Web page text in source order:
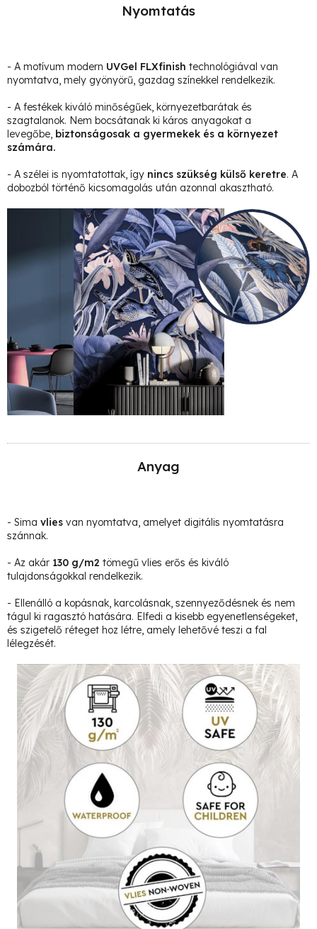
Nyomtatás
- A motívum modern UVGel FLXfinish technológiával van
nyomtatva, mely gyönyörű, gazdag színekkel rendelkezik.
- A festékek kiváló minőségűek, környezetbarátak és
szagtalanok. Nem bocsátanak ki káros anyagokat a
levegőbe, biztonságosak a gyermekek és a környezet
számára.
- A szélei is nyomtatottak, így nincs szükség külső keretre. A
dobozból történő kicsomagolás után azonnal akasztható.
Anyag
- Sima vlies van nyomtatva, amelyet digitális nyomtatásra
szánnak.
- Az akár 130 g/m2 tömegű vlies erős és kiváló
tulajdonságokkal rendelkezik.
- Ellenálló a kopásnak, karcolásnak, szennyeződésnek és nem
tágul ki ragasztó hatására. Elfedi a kisebb egyenetlenségeket,
és szigetelő réteget hoz létre, amely lehetővé teszi a fal
lélegzését.